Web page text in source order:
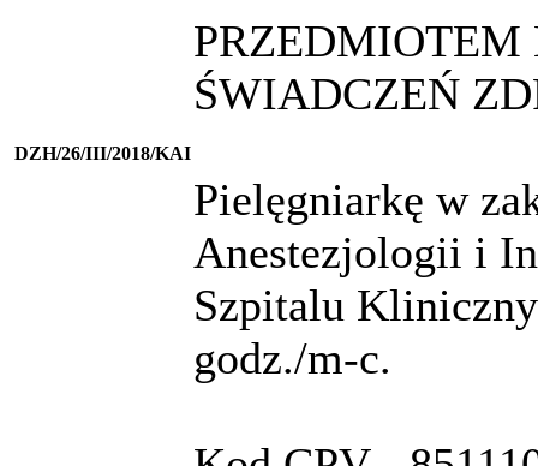
DZH/26/III/2018/KAI
PRZEDMIOTEM
ŚWIADCZEŃ
Pielęgniarkę w
Anestezjologii i
Szpitalu
godz./m-c.